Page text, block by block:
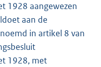
1928 aangewezen
aan de
in artikel 8 van
1928, met